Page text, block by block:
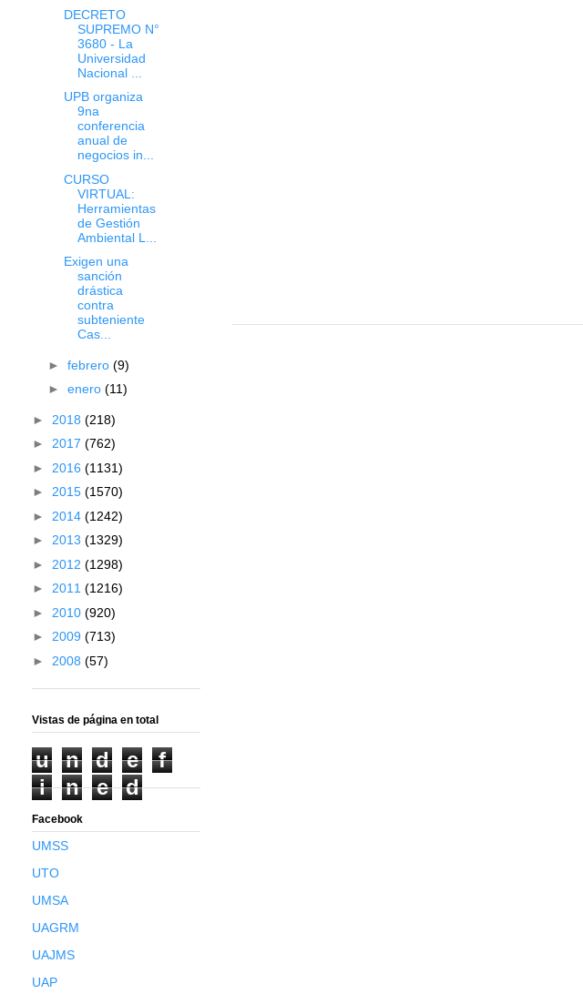
DECRETO
SUPREMO N°
3680 - La
Universidad
Nacional ...
UPB organiza
9na
conferencia
anual de
negocios in...
CURSO
VIRTUAL:
Herramientas
de Gestión
Ambiental L...
Exigen una
sanción
drástica
contra
subteniente
Cas...
► febrero (9)
► enero (11)
► 2018 (218)
► 2017 (762)
► 2016 (1131)
► 2015 (1570)
► 2014 (1242)
► 2013 (1329)
► 2012 (1298)
► 2011 (1216)
► 2010 (920)
► 2009 (713)
► 2008 (57)
Vistas de página en total
u n d e
f
i
n e d
Facebook
UMSS
UTO
UMSA
UAGRM
UAJMS
UAP